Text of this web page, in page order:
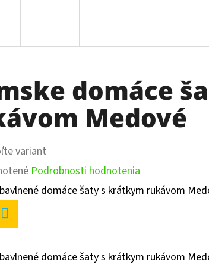
domáce
Medové
variant
Podrobnosti hodnotenia
domáce šaty s krátkym rukávom
domáce šaty s krátkym rukávom